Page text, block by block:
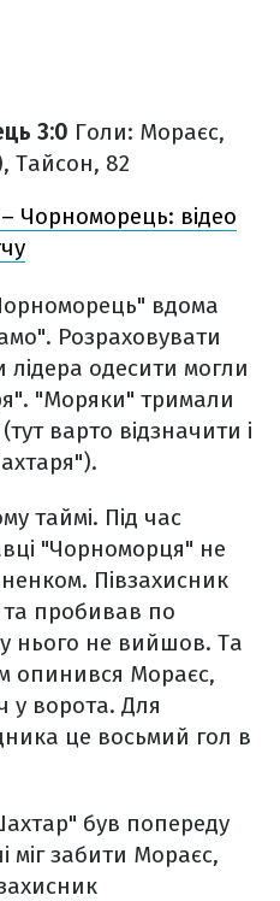
3:0 Голи: Мораєс,
Тайсон, 82
Чорноморець: відео
вдома
Розраховувати
лідера одесити могли
"Моряки" тримали
варто відзначити і
таймі. Під час
"Чорноморця" не
Півзахисник
пробивав по
нього не вийшов. Та
опинився Мораєс,
у ворота. Для
це восьмий гол в
був попереду
міг забити Мораєс,